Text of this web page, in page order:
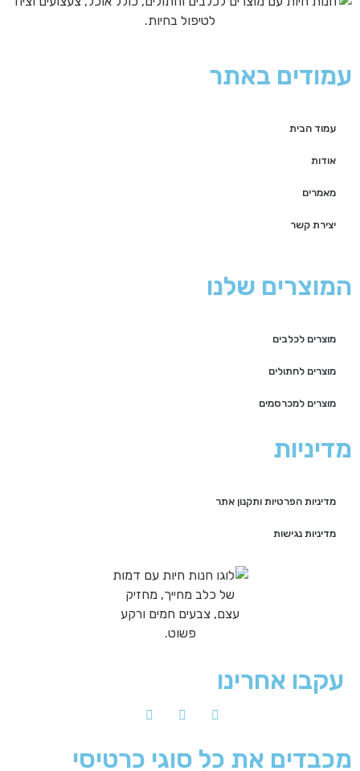
עמודים באתר
עמוד הבית
אודות
מאמרים
יצירת קשר
המוצרים שלנו
מוצרים לכלבים
מוצרים לחתולים
מוצרים למכרסמים
מדיניות
מדיניות הפרטיות ותקנון אתר
מדיניות נגישות
עקבו אחרינו
מכבדים את כל סוגי כרטיסי